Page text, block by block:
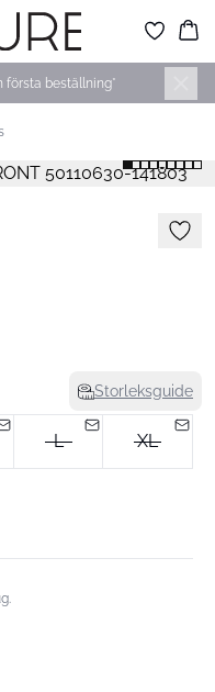
första beställning*
Storleksguide
L XL